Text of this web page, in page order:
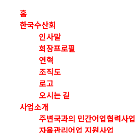
홈
한국수산회
인사말
회장프로필
연혁
조직도
로고
오시는 길
사업소개
주변국과의 민간어업협력사업
자율관리어업 지원사업